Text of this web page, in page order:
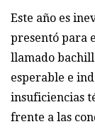
Este año es
presentó para
llamado
esperable e
insuficiencias
frente a las